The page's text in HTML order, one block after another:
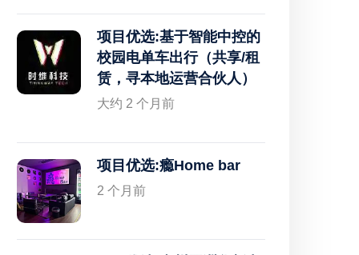
项目优选:基于智能中控的
校园电单车出行（共享/租
赁，寻本地运营合伙人）
大约 2 个月前
项目优选:瘾Home bar
2 个月前